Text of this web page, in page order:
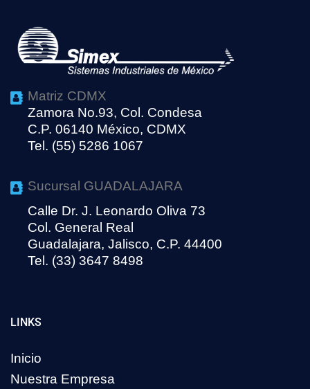
Matriz CDMX
Zamora No.93, Col. Condesa
C.P. 06140 México, CDMX
Tel. (55) 5286 1067
Sucursal GUADALAJARA
Calle Dr. J. Leonardo Oliva 73
Col. General Real
Guadalajara, Jalisco, C.P. 44400
Tel. (33) 3647 8498
LINKS
Inicio
Nuestra Empresa